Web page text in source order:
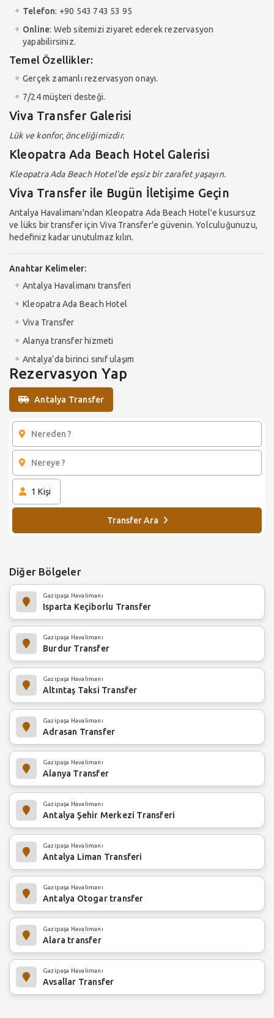
Telefon: +90 543 743 53 95
Online: Web sitemizi ziyaret ederek rezervasyon
yapabilirsiniz.
Temel Özellikler:
Gerçek zamanlı rezervasyon onayı.
7/24 müşteri desteği.
Viva Transfer Galerisi
Lük ve konfor, önceliğimizdir.
Kleopatra Ada Beach Hotel Galerisi
Kleopatra Ada Beach Hotel'de eşsiz bir zarafet yaşayın.
Viva Transfer ile Bugün İletişime Geçin
Antalya Havalimanı'ndan Kleopatra Ada Beach Hotel'e kusursuz
ve lüks bir transfer için Viva Transfer'e güvenin. Yolculuğunuzu,
hedefiniz kadar unutulmaz kılın.
Anahtar Kelimeler:
Antalya Havalimanı transferi
Kleopatra Ada Beach Hotel
Viva Transfer
Alanya transfer hizmeti
Antalya'da birinci sınıf ulaşım
Rezervasyon Yap
Antalya Transfer
1 Kişi
Transfer Ara
Diğer Bölgeler
Gazipaşa Havalimanı
Isparta Keçiborlu Transfer
Gazipaşa Havalimanı
Burdur Transfer
Gazipaşa Havalimanı
Altıntaş Taksi Transfer
Gazipaşa Havalimanı
Adrasan Transfer
Gazipaşa Havalimanı
Alanya Transfer
Gazipaşa Havalimanı
Antalya Şehir Merkezi Transferi
Gazipaşa Havalimanı
Antalya Liman Transferi
Gazipaşa Havalimanı
Antalya Otogar transfer
Gazipaşa Havalimanı
Alara transfer
Gazipaşa Havalimanı
Avsallar Transfer